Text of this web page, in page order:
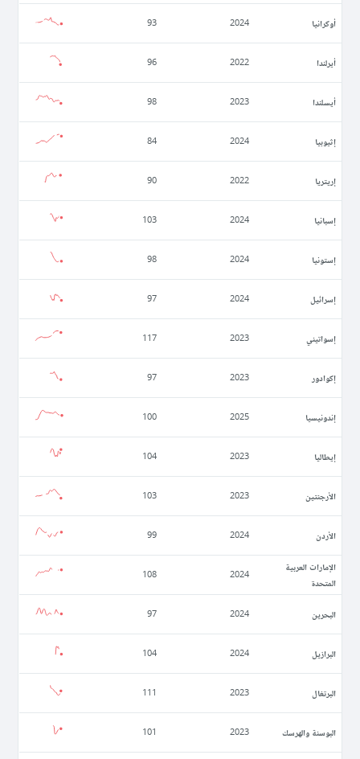
أوكرانيا 2024
93
أيرلندا 2022
96
أيسلندا 2023
98
إثيوبيا 2024
84
إريتريا 2022
90
إسبانيا 2024
103
إستونيا 2024
98
إسرائيل 2024
97
إسواتيني 2023
117
إكوادور 2023
97
إندونيسيا 2025
100
إيطاليا 2023
104
الأرجنتين 2023
103
الأردن 2024
99
الإمارات العربية
المتحدة
2024
108
البحرين 2024
97
البرازيل 2024
104
البرتغال 2023
111
البوسنة والهرسك 2023
101